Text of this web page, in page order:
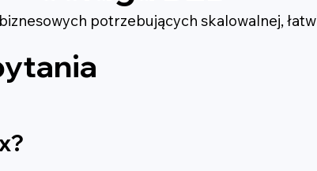
potrzebujących skalowalnej,